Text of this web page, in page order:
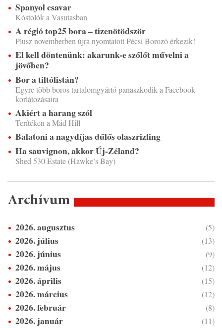
Spanyol csavar
Kóstolók a Vasutasban
A régió top25 bora – tizenötödször
Plusz novemberben újra nyomtatott Pécsi Borozó érkezik!
El kell döntenünk: akarunk-e szőlőt művelni a
jövőben?
Bor a tiltólistán?
Egyre több boros tartalomgyártó panaszkodik a Facebook
korlátozásaira
Akiért a harang szól
Terítéken a Mád Hill
Balatoni a nagydíjas dűlős olaszrizling
Ha sauvignon, akkor Új-Zéland?
Shed 530 Estate (Hawke’s Bay)
Archívum
2026. augusztus (5)
2026. július (13)
2026. június (9)
2026. május (12)
2026. április (15)
2026. március (12)
2026. február (8)
2026. január (11)